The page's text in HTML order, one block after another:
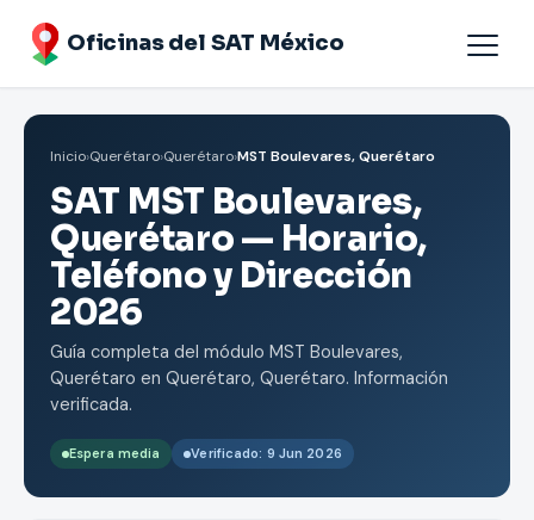
Oficinas del SAT México
Oficinas por Estados
Inicio›Querétaro›Querétaro›MST Boulevares, Querétaro
SAT MST Boulevares,
Querétaro — Horario,
Teléfono y Dirección
2026
Guía completa del módulo MST Boulevares,
Querétaro en Querétaro, Querétaro. Información
verificada.
Espera media Verificado: 9 Jun 2026